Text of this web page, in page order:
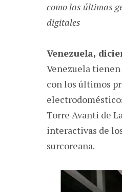
como las últimas
digitales
Venezuela,
Venezuela
con los últimos
Torre Avanti de
interactivas de
surcoreana.